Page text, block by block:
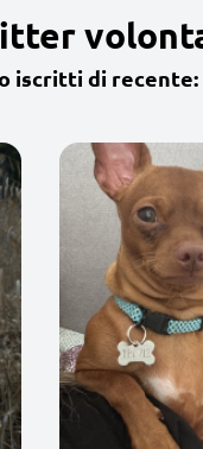
iscritti di recente: